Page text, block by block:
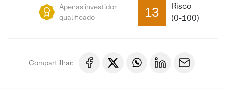
Apenas investidor
qualificado
13
Risco
(0-100)
Compartilhar: